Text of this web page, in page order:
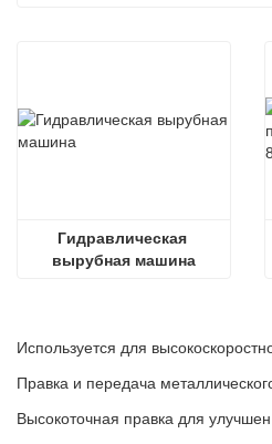
Гидравлическая
вырубная машина